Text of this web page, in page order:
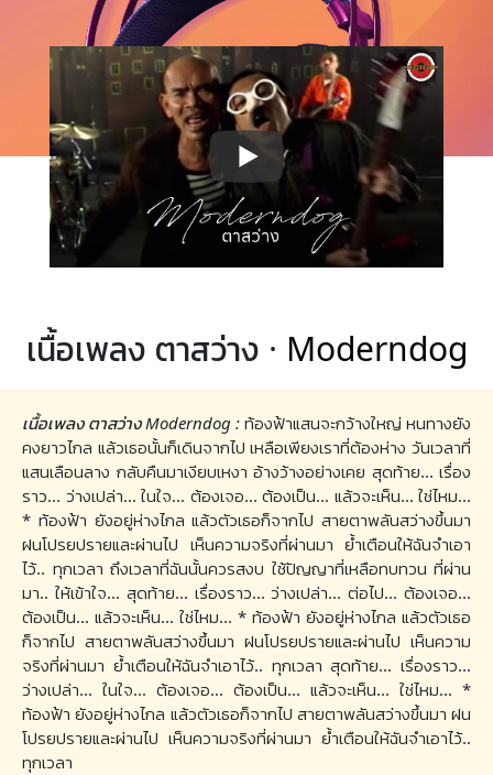
เนื้อเพลง ตาสว่าง · Moderndog
เนื้อเพลง ตาสว่าง Moderndog : ท้องฟ้าแสนจะกว้างใหญ่ หนทางยัง
คงยาวไกล แล้วเธอนั้นก็เดินจากไป เหลือเพียงเราที่ต้องห่าง วันเวลาที่
แสนเลือนลาง กลับคืนมาเงียบเหงา อ้างว้างอย่างเคย สุดท้าย... เรื่อง
ราว... ว่างเปล่า... ในใจ... ต้องเจอ... ต้องเป็น... แล้วจะเห็น... ใช่ไหม...
* ท้องฟ้า ยังอยู่ห่างไกล แล้วตัวเธอก็จากไป สายตาพลันสว่างขึ้นมา
ฝนโปรยปรายและผ่านไป เห็นความจริงที่ผ่านมา ย้ำเตือนให้ฉันจำเอา
ไว้.. ทุกเวลา ถึงเวลาที่ฉันนั้นควรสงบ ใช้ปัญญาที่เหลือทบทวน ที่ผ่าน
มา.. ให้เข้าใจ... สุดท้าย... เรื่องราว... ว่างเปล่า... ต่อไป... ต้องเจอ...
ต้องเป็น... แล้วจะเห็น... ใช่ไหม... * ท้องฟ้า ยังอยู่ห่างไกล แล้วตัวเธอ
ก็จากไป สายตาพลันสว่างขึ้นมา ฝนโปรยปรายและผ่านไป เห็นความ
จริงที่ผ่านมา ย้ำเตือนให้ฉันจำเอาไว้.. ทุกเวลา สุดท้าย... เรื่องราว...
ว่างเปล่า... ในใจ... ต้องเจอ... ต้องเป็น... แล้วจะเห็น... ใช่ไหม... *
ท้องฟ้า ยังอยู่ห่างไกล แล้วตัวเธอก็จากไป สายตาพลันสว่างขึ้นมา ฝน
โปรยปรายและผ่านไป เห็นความจริงที่ผ่านมา ย้ำเตือนให้ฉันจำเอาไว้..
ทุกเวลา